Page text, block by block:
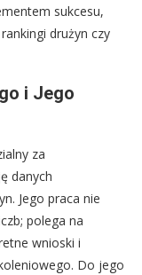
sukcesu,
drużyn czy
i Jego
za
danych
Jego praca nie
polega na
wnioski i
Do jego